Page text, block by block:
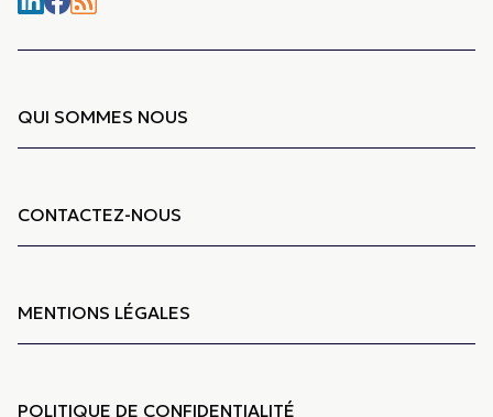
QUI SOMMES NOUS
CONTACTEZ-NOUS
MENTIONS LÉGALES
POLITIQUE DE CONFIDENTIALITÉ